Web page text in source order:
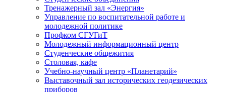
Тренажерный зал «Энергия»
Управление по воспитательной работе и
молодежной политике
Профком СГУГиТ
Молодежный информационный центр
Студенческие общежития
Столовая, кафе
Учебно-научный центр «Планетарий»
Выставочный зал исторических геодезических
приборов